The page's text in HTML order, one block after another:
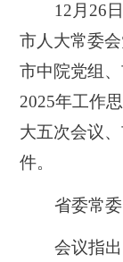
12月26
市人大常委
市中院党组
2025年工作
大五次会议
件。
省委常
会议指